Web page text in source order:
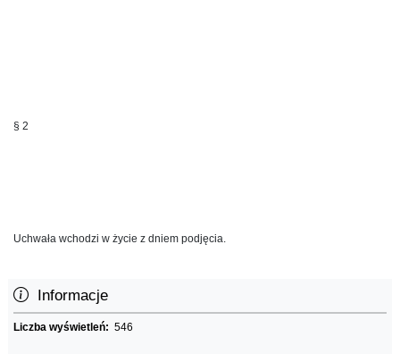
§ 2
Uchwała wchodzi w życie z dniem podjęcia.
Informacje
Liczba wyświetleń: 546